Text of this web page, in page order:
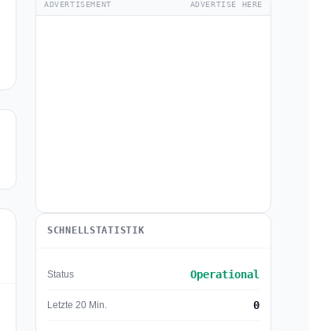
ADVERTISEMENT ADVERTISE HERE
SCHNELLSTATISTIK
Status Operational
Letzte 20 Min. 0